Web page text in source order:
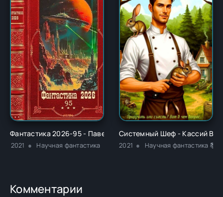
Фантастика 2026-95 - Павел Шимуро
2021 Научная фантастика
Системный Шеф - Кассий
2021 Научная фантастика
Комментарии